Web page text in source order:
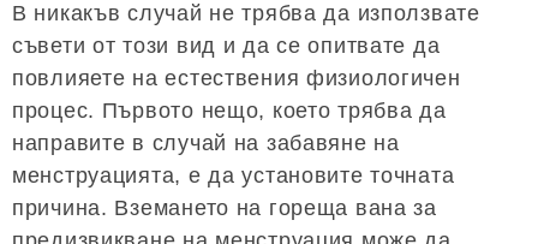
В никакъв случай не трябва да използвате
съвети от този вид и да се опитвате да
повлияете на естествения физиологичен
процес. Първото нещо, което трябва да
направите в случай на забавяне на
менструацията, е да установите точната
причина. Вземането на гореща вана за